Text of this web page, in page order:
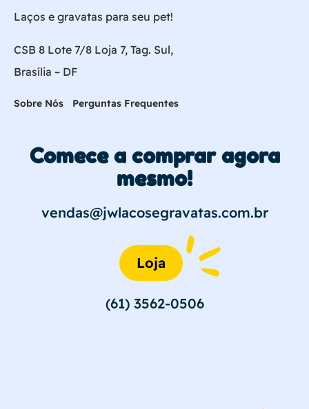
Laços e gravatas para seu pet!
CSB 8 Lote 7/8 Loja 7, Tag. Sul,
Brasília – DF
Sobre Nós Perguntas Frequentes
Comece a comprar agora
mesmo!
vendas@jwlacosegravatas.com.br
Loja
(61) 3562-0506